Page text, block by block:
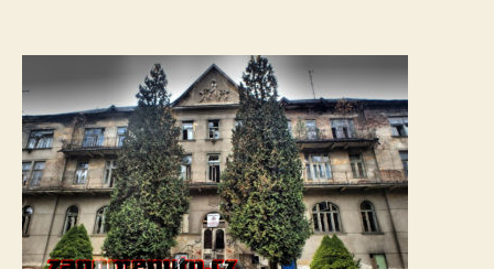
pb132052_e00005